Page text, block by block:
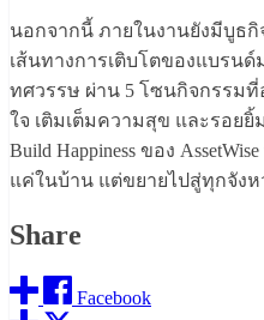
นอกจากนี้ ภายในงานยังมีบูธกิ
เส้นทางการเติบโตของแบรนด์
ทศวรรษ ผ่าน 5 โซนกิจกรรม
ใจ เติมเต็มความสุข และรอย
Build Happiness ของ
แค่ในบ้าน แต่ขยายไปสู่ทุกจัง
Share
Facebook